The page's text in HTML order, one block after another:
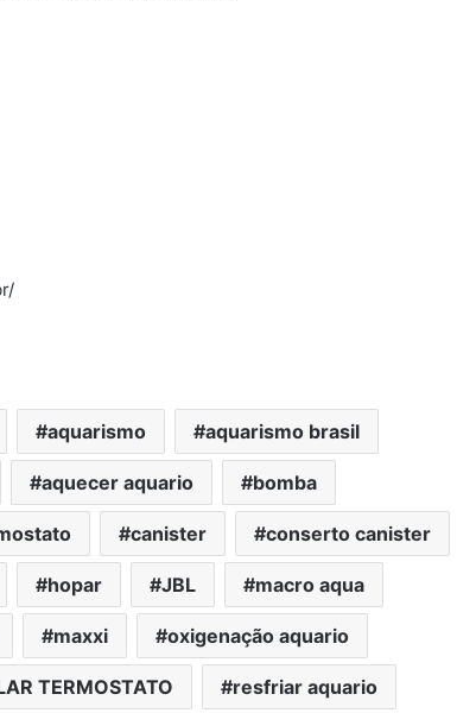
aquarismo aquarismo brasil
aquecer aquario bomba
canister conserto canister
hopar JBL macro aqua
maxxi oxigenação aquario
TERMOSTATO resfriar aquario